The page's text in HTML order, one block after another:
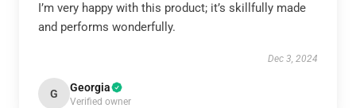
I’m very happy with this product; it’s skillfully made
and performs wonderfully.
Dec 3, 2024
G Georgia
Verified owner